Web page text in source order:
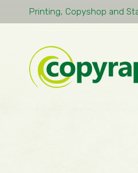
Printing, Copyshop and